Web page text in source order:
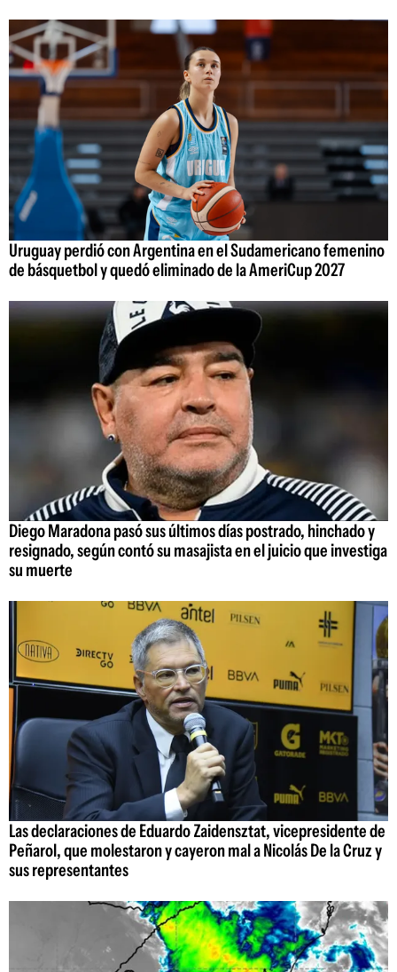
Uruguay perdió con Argentina en el Sudamericano femenino
de básquetbol y quedó eliminado de la AmeriCup 2027
Diego Maradona pasó sus últimos días postrado, hinchado y
resignado, según contó su masajista en el juicio que investiga
su muerte
Las declaraciones de Eduardo Zaidensztat, vicepresidente de
Peñarol, que molestaron y cayeron mal a Nicolás De la Cruz y
sus representantes